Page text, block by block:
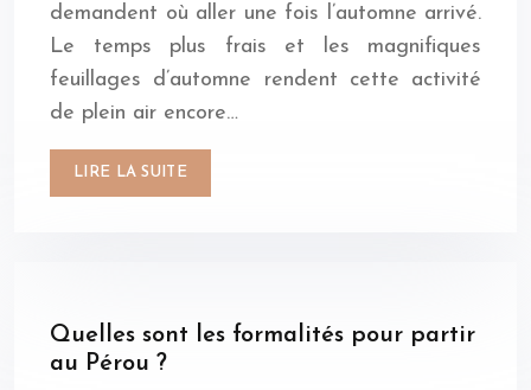
demandent où aller une fois l’automne arrivé.
Le temps plus frais et les magnifiques
feuillages d’automne rendent cette activité
de plein air encore…
LIRE LA SUITE
Quelles sont les formalités pour partir
au Pérou ?